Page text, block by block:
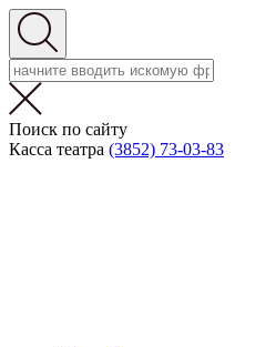
Поиск по сайту
Касса театра (3852) 73-03-83